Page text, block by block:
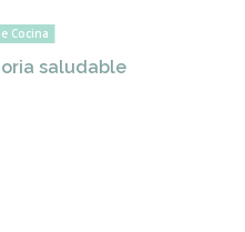
Cocina
saludable